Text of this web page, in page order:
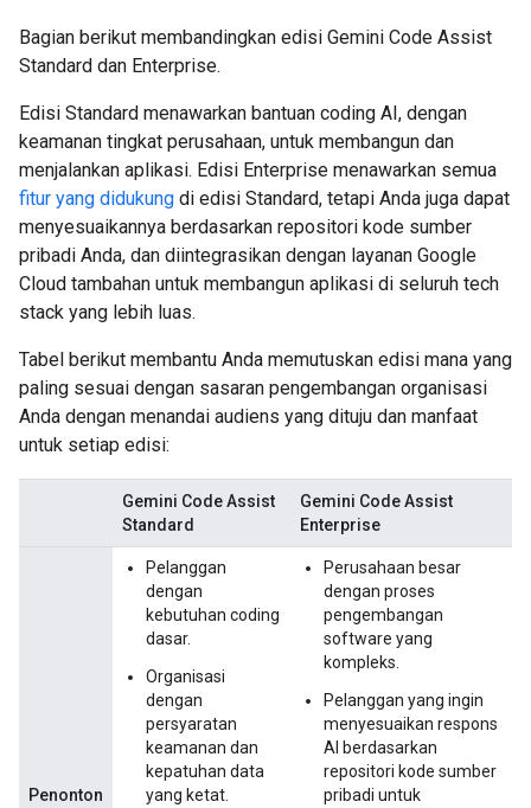
Bagian berikut membandingkan edisi Gemini Code Assist
Standard dan Enterprise.
Edisi Standard menawarkan bantuan coding AI, dengan
keamanan tingkat perusahaan, untuk membangun dan
menjalankan aplikasi. Edisi Enterprise menawarkan semua
fitur yang didukung di edisi Standard, tetapi Anda juga dapat
menyesuaikannya berdasarkan repositori kode sumber
pribadi Anda, dan diintegrasikan dengan layanan Google
Cloud tambahan untuk membangun aplikasi di seluruh tech
stack yang lebih luas.
Tabel berikut membantu Anda memutuskan edisi mana yang
paling sesuai dengan sasaran pengembangan organisasi
Anda dengan menandai audiens yang dituju dan manfaat
untuk setiap edisi:
Gemini Code Assist
Standard
Gemini Code Assist
Enterprise
Penonton
Pelanggan
dengan
kebutuhan coding
dasar.
Organisasi
dengan
persyaratan
keamanan dan
kepatuhan data
yang ketat.
Perusahaan besar
dengan proses
pengembangan
software yang
kompleks.
Pelanggan yang ingin
menyesuaikan respons
AI berdasarkan
repositori kode sumber
pribadi untuk